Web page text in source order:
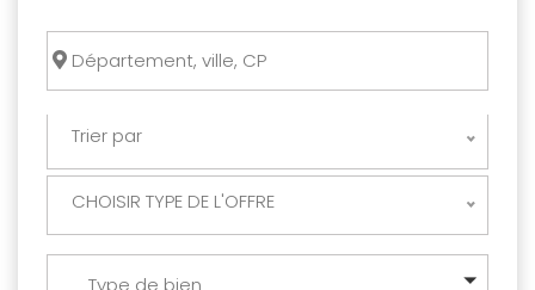
Trier par
CHOISIR TYPE DE L'OFFRE
Type de bien